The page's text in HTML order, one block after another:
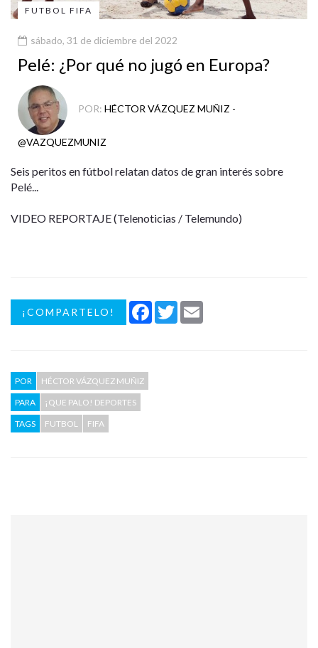
FUTBOL FIFA
sábado, 31 de diciembre del 2022
Pelé: ¿Por qué no jugó en Europa?
POR: HÉCTOR VÁZQUEZ MUÑIZ -
@VAZQUEZMUNIZ
Seis peritos en fútbol relatan datos de gran interés sobre
Pelé...
VIDEO REPORTAJE (Telenoticias / Telemundo)
¡COMPARTELO! Facebook
Twitter
POR
HÉCTOR VÁZQUEZ MUÑIZ
PARA
¡QUE PALO! DEPORTES
TAGS
FUTBOL FIFA